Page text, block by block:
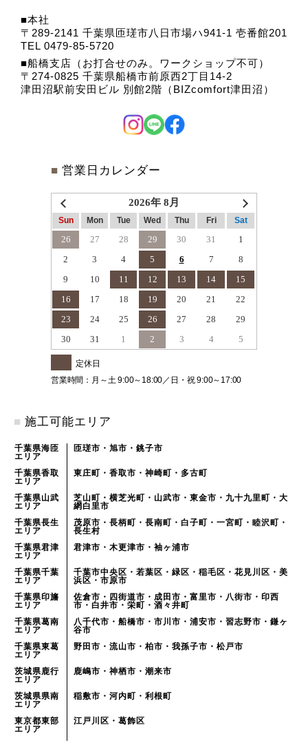
本社
〒289-2141 千葉県匝瑳市八日市場ハ941-1 壱番館201
TEL 0479-85-5720
船橋支店（お打合せのみ。ワークショップ不可）
〒274-0825 千葉県船橋市前原西2丁目14-2
津田沼駅前安田ビル 別館2階（BIZcomfort津田沼）
■ 営業日カレンダー
2026年 8月
Sun Mon Tue Wed Thu Fri Sat
26 27 28 29 30 31
1
2
3 4 5 6 7
8
9
10 11 12 13 14
15
16
17 18 19 20 21
22
23
24 25 26 27 28
29
30
31 1 2 3 4 5
定休日
営業時間：月～土 9:00～18:00／日・祝 9:00～17:00
■ 施工可能エリア
千葉県海匝
エリア
匝瑳市・旭市・銚子市
千葉県香取
エリア
東庄町・香取市・神崎町・多古町
千葉県山武
エリア
芝山町・横芝光町・山武市・東金市・九十九里町・大
網白里市
千葉県長生
エリア
茂原市・長柄町・長南町・白子町・一宮町・睦沢町・
長生村
千葉県君津
エリア
君津市・木更津市・袖ヶ浦市
千葉県千葉
エリア
千葉市中央区・若葉区・緑区・稲毛区・花見川区・美
浜区・市原市
千葉県印旛
エリア
佐倉市・四街道市・成田市・富里市・八街市・印西
市・白井市・栄町・酒々井町
千葉県葛南
エリア
八千代市・船橋市・市川市・浦安市・習志野市・鎌ヶ
谷市
千葉県東葛
エリア
野田市・流山市・柏市・我孫子市・松戸市
茨城県鹿行
エリア
鹿嶋市・神栖市・潮来市
茨城県県南
エリア
稲敷市・河内町・利根町
東京都東部
エリア
江戸川区・葛飾区